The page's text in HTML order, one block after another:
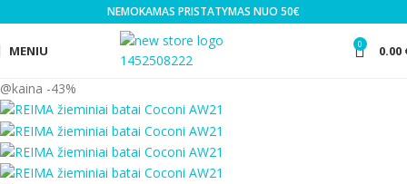
NEMOKAMAS PRISTATYMAS NUO 50€
MENIU 0 0.00
-43%